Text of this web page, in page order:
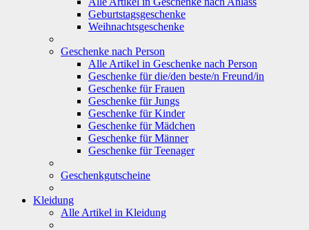
Geburtstagsgeschenke
Weihnachtsgeschenke
Geschenke nach Person
Alle Artikel in Geschenke nach Person
Geschenke für die/den beste/n Freund/in
Geschenke für Frauen
Geschenke für Jungs
Geschenke für Kinder
Geschenke für Mädchen
Geschenke für Männer
Geschenke für Teenager
Geschenkgutscheine
Kleidung
Alle Artikel in Kleidung